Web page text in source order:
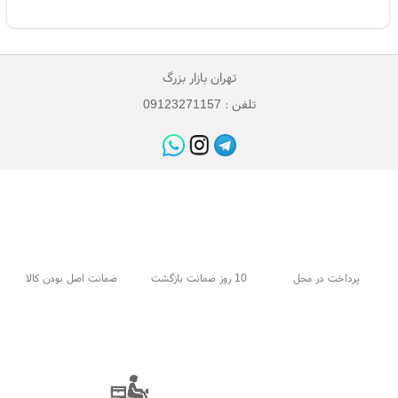
تهران بازار بزرگ
تلفن : 09123271157